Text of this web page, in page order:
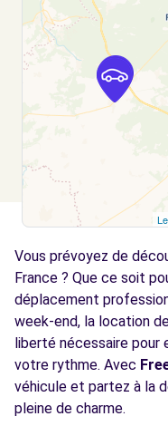
Free2move Rent -
CHAPELLE LA
36 AVENUE DE
LA CHAPELLE-LA-
Vous prévoyez de
France ? Que ce soit
déplacement
week-end, la location
liberté nécessaire pour
votre rythme. Avec
véhicule et partez à la
pleine de charme.